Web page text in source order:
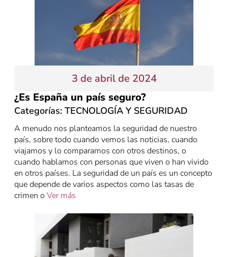
3 de abril de 2024
¿Es España un país seguro?
Categorías: TECNOLOGÍA Y SEGURIDAD
A menudo nos planteamos la seguridad de nuestro
país, sobre todo cuando vemos las noticias, cuando
viajamos y lo comparamos con otros destinos, o
cuando hablamos con personas que viven o han vivido
en otros países. La seguridad de un país es un concepto
que depende de varios aspectos como las tasas de
crimen o Ver más